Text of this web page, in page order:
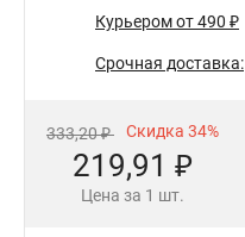
Курьером от 490 ₽
Срочная доставка:
333,20 ₽ Скидка 34%
219,91 ₽
Цена за 1 шт.